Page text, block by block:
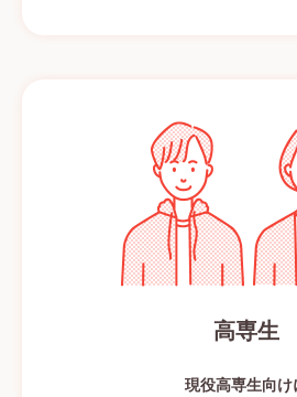
高専生
現役高専生向け